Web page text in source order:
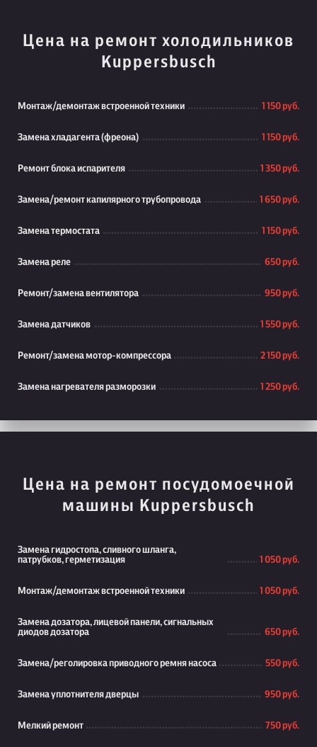
Цена на ремонт холодильников
Kuppersbusch
Монтаж/демонтаж встроенной техники 1 150 руб.
Замена хладагента (фреона) 1 150 руб.
Ремонт блока испарителя 1 350 руб.
Замена/ремонт капилярного трубопровода 1 650 руб.
Замена термостата 1 150 руб.
Замена реле 650 руб.
Ремонт/замена вентилятора 950 руб.
Замена датчиков 1 550 руб.
Ремонт/замена мотор-компрессора 2 150 руб.
Замена нагревателя разморозки 1 250 руб.
Цена на ремонт посудомоечной
машины Kuppersbusch
Замена гидростопа, сливного шланга,
патрубков, герметизация
1 050 руб.
Монтаж/демонтаж встроенной техники 1 050 руб.
Замена дозатора, лицевой панели, сигнальных
диодов дозатора
650 руб.
Замена/реголировка приводного ремня насоса 550 руб.
Замена уплотнителя дверцы 950 руб.
Мелкий ремонт 750 руб.